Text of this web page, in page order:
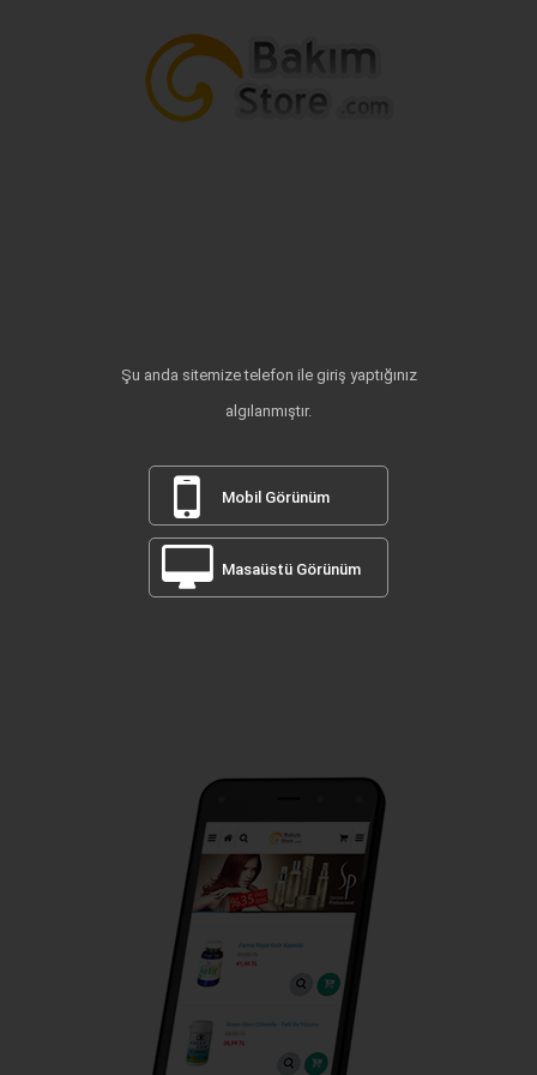
Şu anda sitemize telefon ile giriş yaptığınız
algılanmıştır.
Mobil Görünüm
Masaüstü Görünüm